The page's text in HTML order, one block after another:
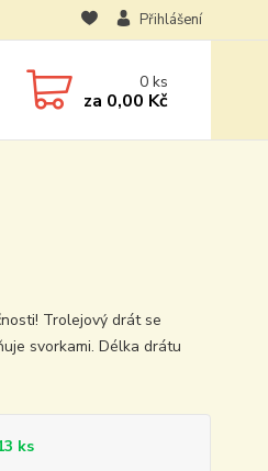
Přihlášení
0ks
za 0,00 Kč
Trolejový drát se
svorkami. Délka drátu
ks